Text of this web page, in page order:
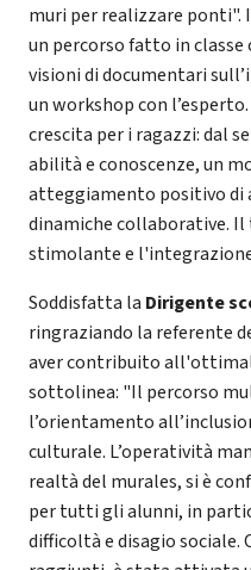
muri per realizzare
un percorso fatto in
visioni di documentari
un workshop con
crescita per i ragazzi: dal
abilità e conoscenze, un
atteggiamento positivo di
dinamiche collaborative.
stimolante e
Soddisfatta la Dirigente
ringraziando la referente
aver contribuito
sottolinea: "Il percorso
l’orientamento
culturale. L’operatività
realtà del murales, si è
per tutti gli alunni, in
difficoltà e disagio